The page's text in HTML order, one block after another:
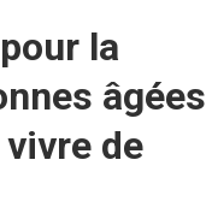
la
âgées
de